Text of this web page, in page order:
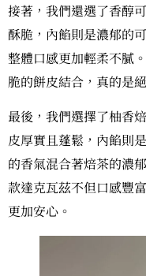
接著，我們還選了香醇
酥脆，內餡則是濃郁的
整體口感更加輕柔不膩
脆的餅皮結合，真的是
最後，我們選擇了柚香
皮厚實且蓬鬆，內餡則
的香氣混合著焙茶的濃
款達克瓦茲不但口感豐
更加安心。